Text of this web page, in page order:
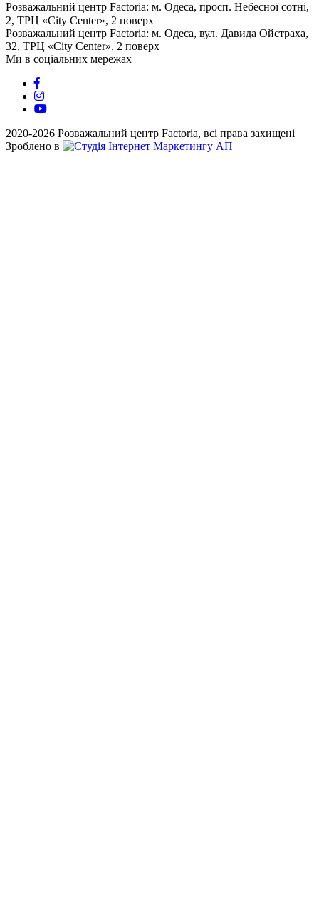
Розважальний центр Factoria: м. Одеса, просп. Небесної сотні,
2, ТРЦ «City Center», 2 поверх
Розважальний центр Factoria: м. Одеса, вул. Давида Ойстраха,
32, ТРЦ «City Center», 2 поверх
Ми в соціальних мережах
2020-2026 Розважальний центр Factoria, всі права захищені
Зроблено в